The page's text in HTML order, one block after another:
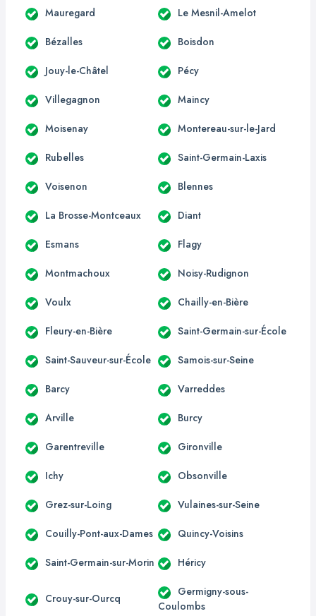
Mauregard Le Mesnil-Amelot
Bézalles Boisdon
Jouy-le-Châtel Pécy
Villegagnon Maincy
Moisenay Montereau-sur-le-Jard
Rubelles Saint-Germain-Laxis
Voisenon Blennes
La Brosse-Montceaux Diant
Esmans Flagy
Montmachoux Noisy-Rudignon
Voulx Chailly-en-Bière
Fleury-en-Bière Saint-Germain-sur-École
Saint-Sauveur-sur-École Samois-sur-Seine
Barcy Varreddes
Arville Burcy
Garentreville Gironville
Ichy Obsonville
Grez-sur-Loing Vulaines-sur-Seine
Couilly-Pont-aux-Dames Quincy-Voisins
Saint-Germain-sur-Morin Héricy
Crouy-sur-Ourcq
Germigny-sous-
Coulombs